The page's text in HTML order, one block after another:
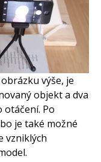
výše, je
objekt a dva
Po
je také možné
vzniklých